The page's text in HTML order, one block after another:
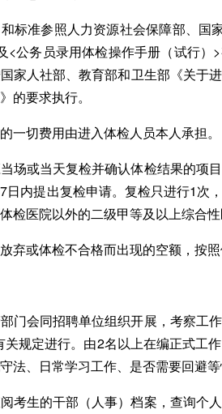
准参照人力资源社会保障部、国
<公务员录用体检操作手册（试行
家人社部、教育部和卫生部《关于
的要求执行。
切费用由进入体检人员本人承担。
或当天复检并确认体检结果的项
日内提出复检申请。复检只进行1次
检医院以外的二级甲等及以上综合
或体检不合格而出现的空额，按照
会同招聘单位组织开展，考察工
规定进行。由2名以上在编正式工
法、日常学习工作、是否需要回避
生的干部（人事）档案，查询个